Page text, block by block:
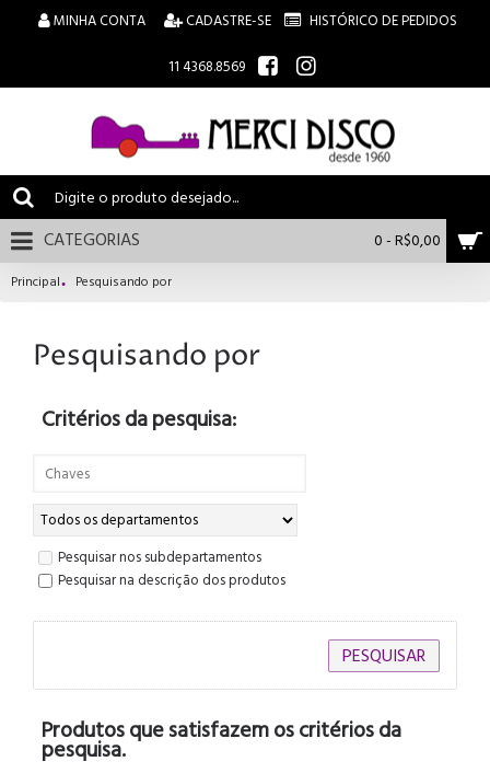
MINHA CONTA CADASTRE-SE
HISTÓRICO DE PEDIDOS
11 4368.8569
0 - R$0,00
CATEGORIAS
Principal Pesquisando por
Pesquisando por
Critérios da pesquisa:
Pesquisar nos subdepartamentos
Pesquisar na descrição dos produtos
Produtos que satisfazem os critérios da
pesquisa.